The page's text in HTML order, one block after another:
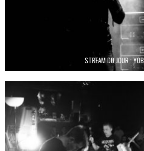
STREAM DU JOUR : YOB